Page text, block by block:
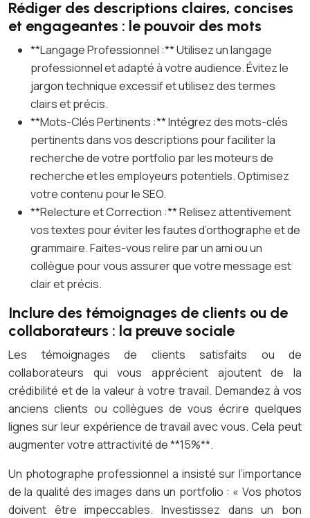
Rédiger des descriptions claires, concises
et engageantes : le pouvoir des mots
**Langage Professionnel :** Utilisez un langage
professionnel et adapté à votre audience. Évitez le
jargon technique excessif et utilisez des termes
clairs et précis.
**Mots-Clés Pertinents :** Intégrez des mots-clés
pertinents dans vos descriptions pour faciliter la
recherche de votre portfolio par les moteurs de
recherche et les employeurs potentiels. Optimisez
votre contenu pour le SEO.
**Relecture et Correction :** Relisez attentivement
vos textes pour éviter les fautes d’orthographe et de
grammaire. Faites-vous relire par un ami ou un
collègue pour vous assurer que votre message est
clair et précis.
Inclure des témoignages de clients ou de
collaborateurs : la preuve sociale
Les témoignages de clients satisfaits ou de
collaborateurs qui vous apprécient ajoutent de la
crédibilité et de la valeur à votre travail. Demandez à vos
anciens clients ou collègues de vous écrire quelques
lignes sur leur expérience de travail avec vous. Cela peut
augmenter votre attractivité de **15%**.
Un photographe professionnel a insisté sur l’importance
de la qualité des images dans un portfolio : « Vos photos
doivent être impeccables. Investissez dans un bon